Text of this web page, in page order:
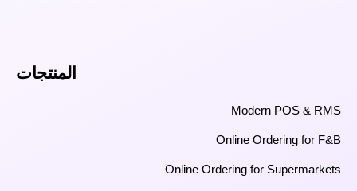
المنتجات
Modern POS & RMS
Online Ordering for F&B
Online Ordering for Supermarkets